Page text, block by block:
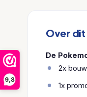
9,8
Over
De
2x
1x